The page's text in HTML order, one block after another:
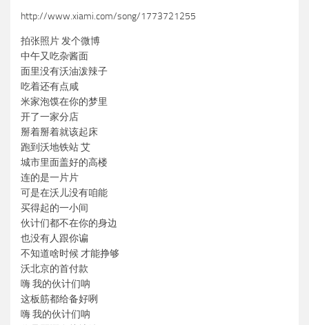
http://www.xiami.com/song/1773721255
拍张照片 发个微博
中午又吃杂酱面
面里没有沃油泼辣子
吃着还有点咸
米家泡馍在你的梦里
开了一家分店
掰着掰着就该起床
跑到沃地铁站 艾
城市里面盖好的高楼
连的是一片片
可是在沃儿没有咱能
买得起的一小间
伙计们都不在你的身边
也没有人跟你谝
不知道啥时候 才能挣够
沃北京的首付款
嗨 我的伙计们呐
这板筋都给备好咧
嗨 我的伙计们呐